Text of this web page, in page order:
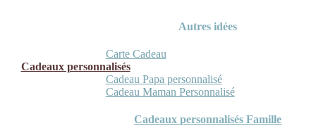
Autres idées
Carte Cadeau
Cadeaux personnalisés
Cadeau Papa personnalisé
Cadeau Maman Personnalisé
Cadeaux personnalisés Famille